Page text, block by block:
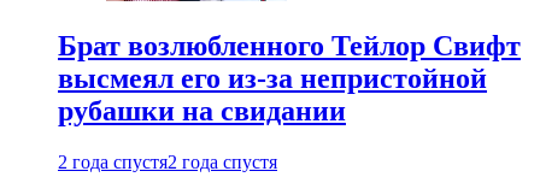
Брат возлюбленного Тейлор Свифт
высмеял его из-за непристойной
рубашки на свидании
2 года спустя2 года спустя